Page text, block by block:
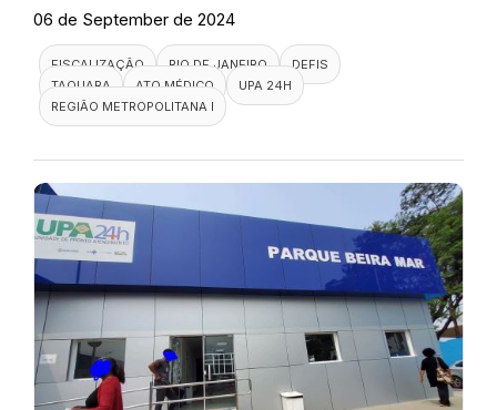
06 de September de 2024
FISCALIZAÇÃO RIO DE JANEIRO
DEFIS
TAQUARA
ATO MÉDICO
UPA 24H
REGIÃO METROPOLITANA I